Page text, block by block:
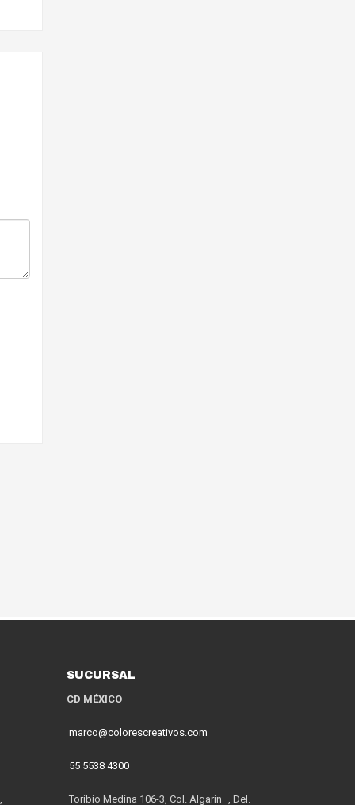
SUCURSAL
CD MÉXICO
marco@colorescreativos.com
55 5538 4300
Toribio Medina 106-3, Col. Algarín , Del.